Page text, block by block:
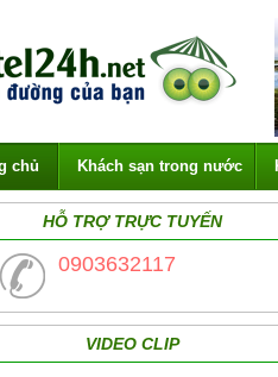
chủ Khách sạn trong nước
HỖ TRỢ TRỰC TUYẾN
0903632117
VIDEO CLIP